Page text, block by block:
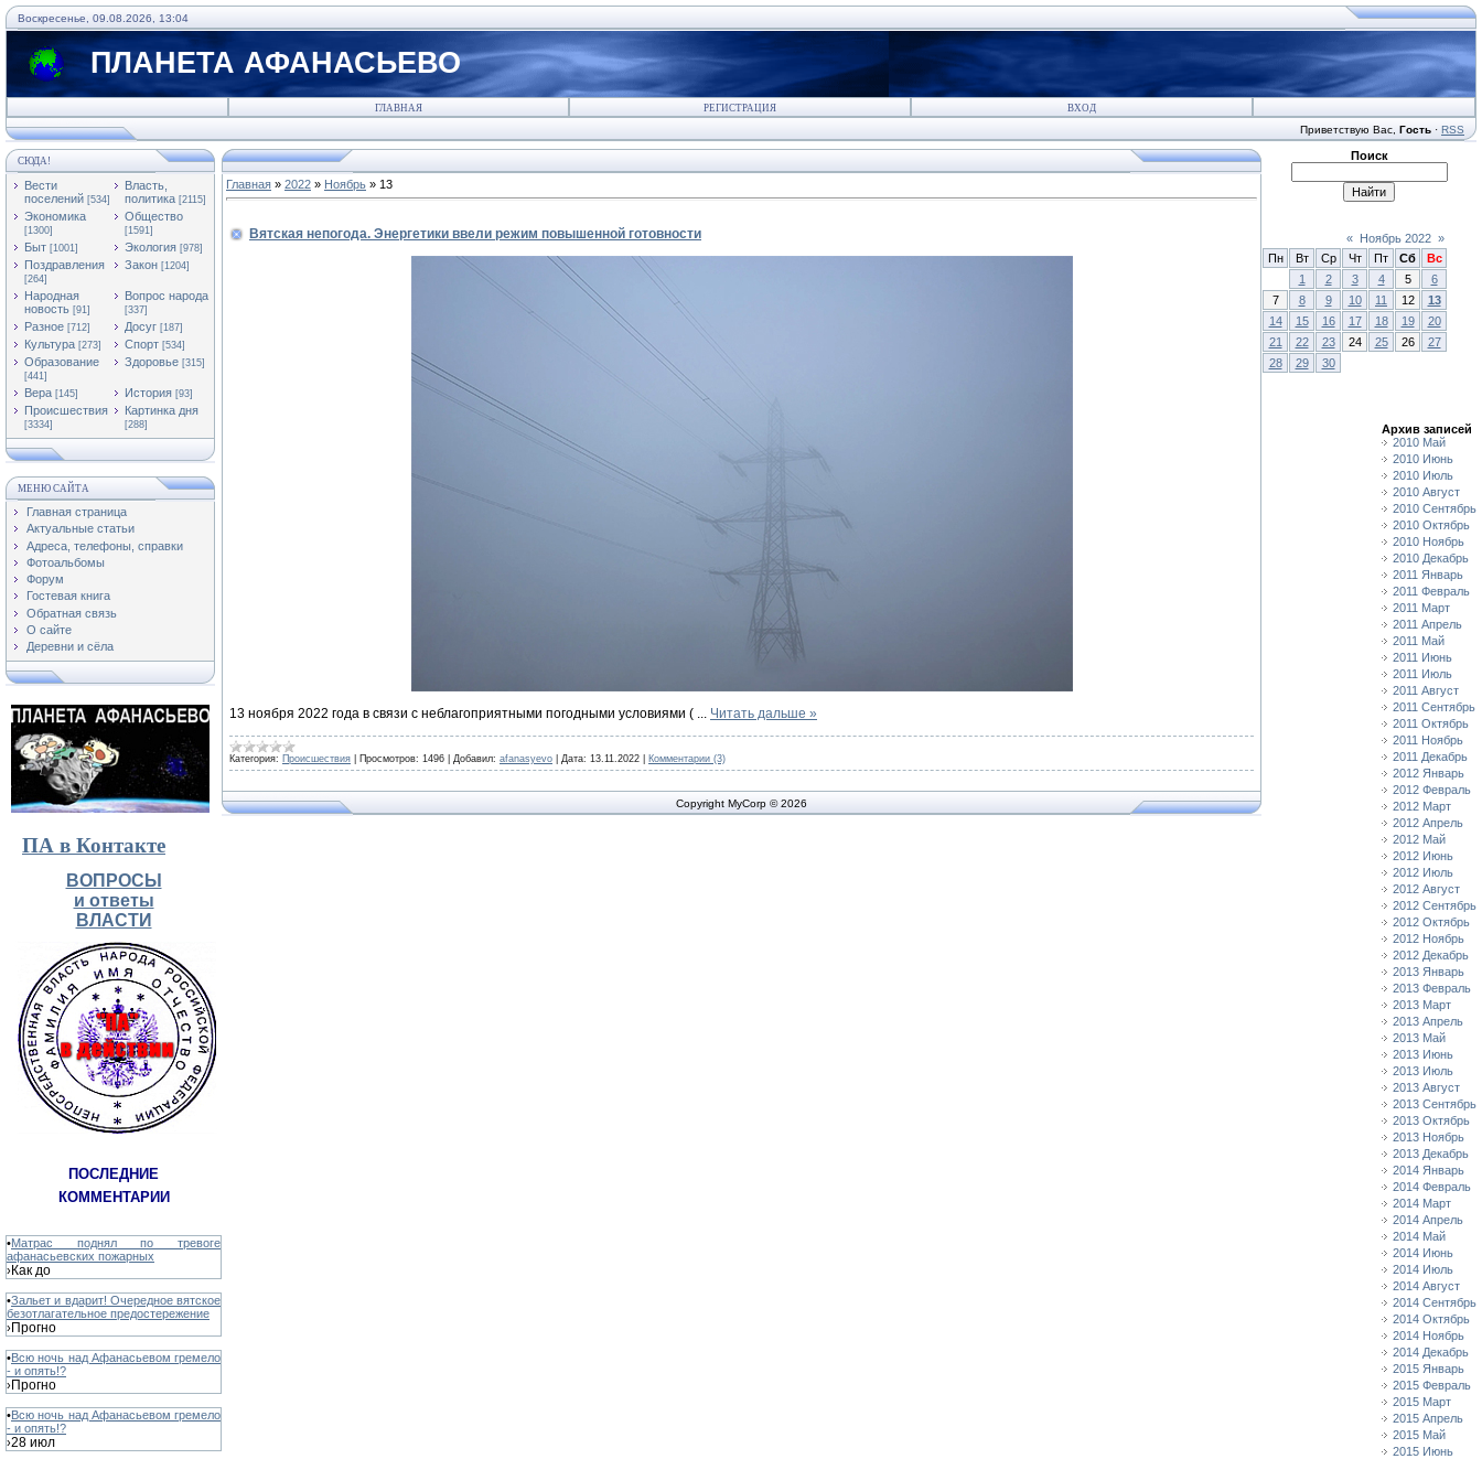
Воскресенье, 09.08.2026, 13:04
ПЛАНЕТА АФАНАСЬЕВО
ГЛАВНАЯ РЕГИСТРАЦИЯ ВХОД
Приветствую Вас Гость · RSS
СЮДА!
Вести
поселений [534]
Власть,
политика [2115]
Экономика
[1300]
Общество
[1591]
Быт [1001] Экология [978]
Поздравления
[264]
Закон [1204]
Народная
новость [91]
Вопрос народа
[337]
Разное [712] Досуг [187]
Культура [273] Спорт [534]
Образование
[441]
Здоровье [315]
Вера [145] История [93]
Происшествия
[3334]
Картинка дня
[288]
МЕНЮ САЙТА
Главная страница
Актуальные статьи
Адреса, телефоны, справки
Фотоальбомы
Форум
Гостевая книга
Обратная связь
О сайте
Деревни и сёла
ПА в Контакте
ВОПРОСЫ
и ответы
ВЛАСТИ
ПОСЛЕДНИЕ
КОММЕНТАРИИ
•Матрас поднял по тревоге
афанасьевских пожарных
›Как до
•Зальет и вдарит! Очередное вятское
безотлагательное предостережение
›Прогно
•Всю ночь над Афанасьевом гремело
- и опять!?
›Прогно
•Всю ночь над Афанасьевом гремело
- и опять!?
›28 июл
Главная » 2022 » Ноябрь » 13
Вятская непогода. Энергетики ввели режим повышенной готовности
13 ноября 2022 года в связи с неблагоприятными погодными условиями ( Читать дальше »
Категория: Происшествия Просмотров: 1496 Добавил: afanasyevo Дата: 13.11.2022 Комментарии (3)
Copyright MyCorp © 2026
Поиск
« Ноябрь 2022 »
Пн
Вт Ср Чт Пт Сб
Вс
1
2 3 4 5
6
7
8 9 10 11 12
13
14
15 16 17 18 19
20
21
22 23 24 25 26
27
28
29 30
Архив записей
2010 Май
2010 Июнь
2010 Июль
2010 Август
2010 Сентябрь
2010 Октябрь
2010 Ноябрь
2010 Декабрь
2011 Январь
2011 Февраль
2011 Март
2011 Апрель
2011 Май
2011 Июнь
2011 Июль
2011 Август
2011 Сентябрь
2011 Октябрь
2011 Ноябрь
2011 Декабрь
2012 Январь
2012 Февраль
2012 Март
2012 Апрель
2012 Май
2012 Июнь
2012 Июль
2012 Август
2012 Сентябрь
2012 Октябрь
2012 Ноябрь
2012 Декабрь
2013 Январь
2013 Февраль
2013 Март
2013 Апрель
2013 Май
2013 Июнь
2013 Июль
2013 Август
2013 Сентябрь
2013 Октябрь
2013 Ноябрь
2013 Декабрь
2014 Январь
2014 Февраль
2014 Март
2014 Апрель
2014 Май
2014 Июнь
2014 Июль
2014 Август
2014 Сентябрь
2014 Октябрь
2014 Ноябрь
2014 Декабрь
2015 Январь
2015 Февраль
2015 Март
2015 Апрель
2015 Май
2015 Июнь